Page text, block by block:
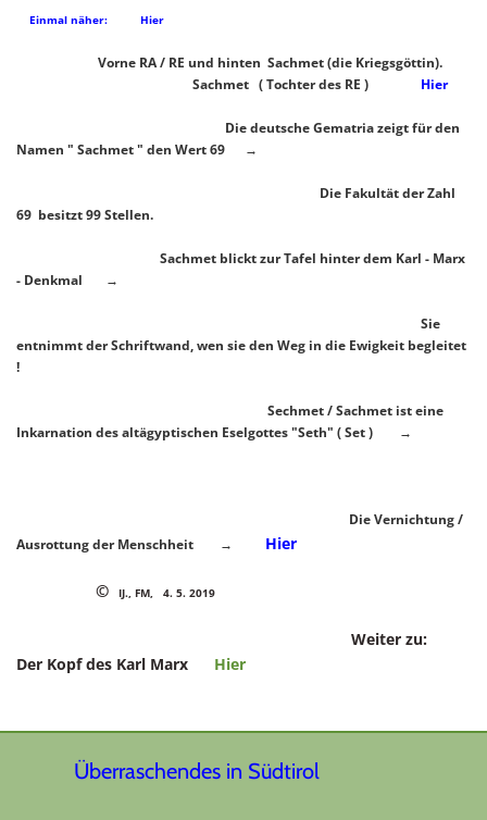
Einmal näher: Hier
Vorne RA / RE und hinten Sachmet (die Kriegsgöttin).
Sachmet ( Tochter des RE ) Hier
Die deutsche Gematria zeigt für den
Namen " Sachmet " den Wert 69 →
Die Fakultät der Zahl
69 besitzt 99 Stellen.
Sachmet blickt zur Tafel hinter dem Karl - Marx
- Denkmal →
Sie
entnimmt der Schriftwand, wen sie den Weg in die Ewigkeit begleitet
!
Sechmet / Sachmet ist eine
Inkarnation des altägyptischen Eselgottes "Seth" ( Set ) →
Die Vernichtung /
Ausrottung der Menschheit → Hier
© IJ., FM, 4. 5. 2019
Weiter zu:
Der Kopf des Karl Marx Hier
Überraschendes in Südtirol